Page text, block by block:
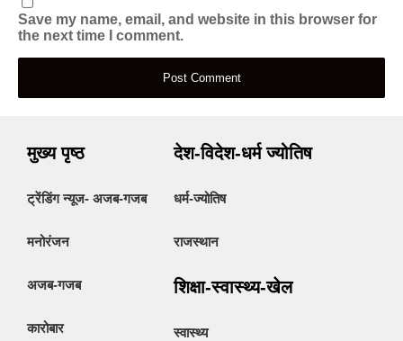
Save my name, email, and website in this browser for
the next time I comment.
मुख्य पृष्ठ
ट्रेंडिंग न्यूज- अजब-गजब
मनोरंजन
अजब-गजब
कारोबार
देश-विदेश-धर्म ज्योतिष
धर्म-ज्योतिष
राजस्थान
शिक्षा-स्वास्थ्य-खेल
स्वास्थ्य